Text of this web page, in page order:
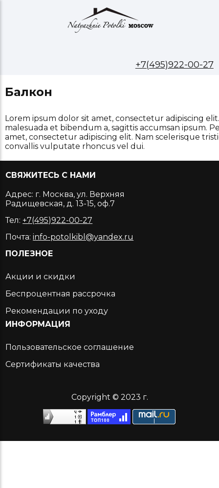
+7(495)922-00-27
Балкон
Lorem ipsum dolor sit amet, consectetur adipiscing
malesuada et bibendum a, sagittis accumsan ipsum.
amet, consectetur adipiscing elit. Nam scelerisque
convallis vulputate rhoncus vel dui.
СВЯЖИТЕСЬ С НАМИ
Адрес: г. Москва, ул. Верхняя
Радищевская, д. 13-15, оф.7
Тел:+7(495)922-00-27
Почта:info-potolkibl@yandex.ru
ПОЛЕЗНОЕ
Акции и скидки
Беспроцентная рассрочка
Рекомендации по уходу
ИНФОРМАЦИЯ
Пользовательское соглашение
Сертификаты качества
Copyright © 2023 г.